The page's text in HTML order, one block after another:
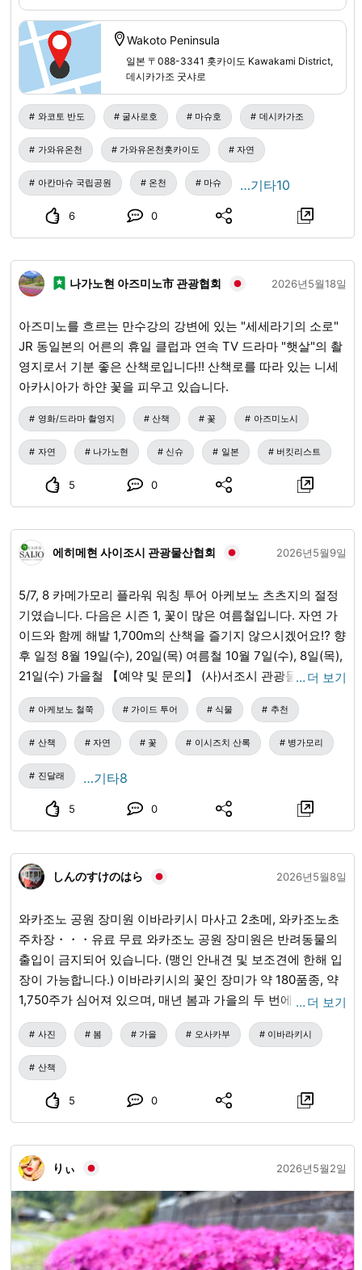
く、冬でも凍結しない場所のある不思議スポット。 半島全体は原生的
な森に覆われ、北海道らしい豊かさに出合える場所でもあります。 半
島の入り口には「和琴フィールドハウス」があり、周辺の自然や地形
などについて分かりやすく展示しています。まずはこちらに立ち寄っ
て情報収集するのもよし。 半島にはいたるところから温泉が湧き出て
いるほか、釣りやカヌー、水遊びなど楽しみ方はさまざま。駐車場脇
とって遊びたいスポットです。
Wakoto Peninsula
일본 〒088-3341 홋카이도 Kawakami District,
데시카가조 굿샤로
와코토 반도 굴사로호 마슈호 데시카가조
가와유온천 가와유온천홋카이도 자연
아칸마슈 국립공원 온천 마슈 …기타10
6 0
나가노현 아즈미노市 관광협회 2026년5월18일
아즈미노를 흐르는 만수강의 강변에 있는 "세세라기의 소로"
JR 동일본의 어른의 휴일 클럽과 연속 TV 드라마 "햇살"의 촬
영지로서 기분 좋은 산책로입니다!! 산책로를 따라 있는 니세
아카시아가 하얀 꽃을 피우고 있습니다.
영화/드라마 촬영지 산책 꽃 아즈미노시
자연 나가노현 신슈 일본 버킷리스트
5 0
에히메현 사이조시 관광물산협회 2026년5월9일
5/7, 8 카메가모리 플라워 워칭 투어 아케보노 츠츠지의 절정
기였습니다. 다음은 시즌 1, 꽃이 많은 여름철입니다. 자연 가
이드와 함께 해발 1,700m의 산책을 즐기지 않으시겠어요⁉ 향
후 일정 8월 19일(수), 20일(목) 여름철 10월 7일(수), 8일(목),
21일(수) 가을철 【예약 및 문의】 (사)서조시 관광물산협회
에히메현 등록 여행업 제3-201 TEL:0897-56-2605
… 더 보기
아케보노 철쭉 가이드 투어 식물 추천
산책 자연 꽃 이시즈치 산록 병가모리
진달래 …기타8
5 0
しんのすけのはら 2026년5월8일
와카조노 공원 장미원 이바라키시 마사고 2초메, 와카조노초
주차장・・・유료 무료 와카조노 공원 장미원은 반려동물의
출입이 금지되어 있습니다. (맹인 안내견 및 보조견에 한해 입
장이 가능합니다.) 이바라키시의 꽃인 장미가 약 180품종, 약
1,750주가 심어져 있으며, 매년 봄과 가을의 두 번에 걸쳐 아
름다운 꽃을 피웁니다. 5월 초순부터 6월 초순, 10월 하순부터
11월 중순까지 연 2회 절정에 이릅니다. 원내의 전망대에서 장
미가 가득한 경치를 즐길 수 있으며, 시민들의 휴식 공간이 되
고 있습니다. ・휴원일 매주 화요일 (해당일이 공휴일인 경우
는 제외) 생각보다 넓고 장미 종류가 많습니다. 무료이므로 가
벼운 외출이나 산책에 좋다고 생각합니다.
… 더 보기
사진 봄 가을 오사카부 이바라키시
산책
5 0
りぃ 2026년5월2일